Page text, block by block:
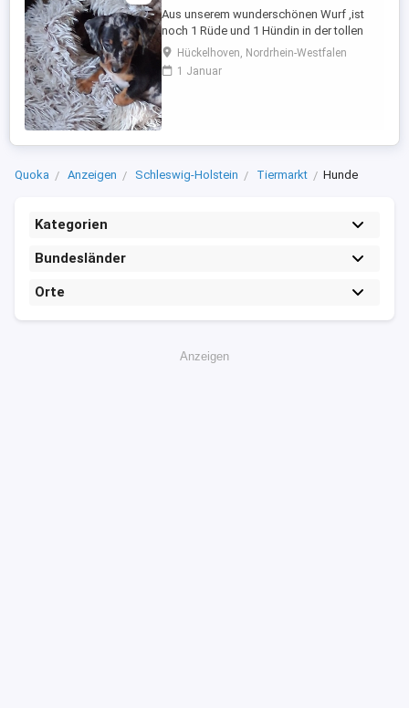
Aus unserem wunderschönen Wurf ,ist
noch 1 Rüde und 1 Hündin in der tollen
Farbe black and tan sowie schoko
verfügbar, sowie eine Hündin und ein
Rüde in Tiger, die ihre Familie suchen.Die
sowie ...
Hückelhoven, Nordrhein-Westfalen
1 Januar
Quoka Anzeigen Schleswig-Holstein Tiermarkt Hunde
Kategorien
Bundesländer
Orte
Anzeigen